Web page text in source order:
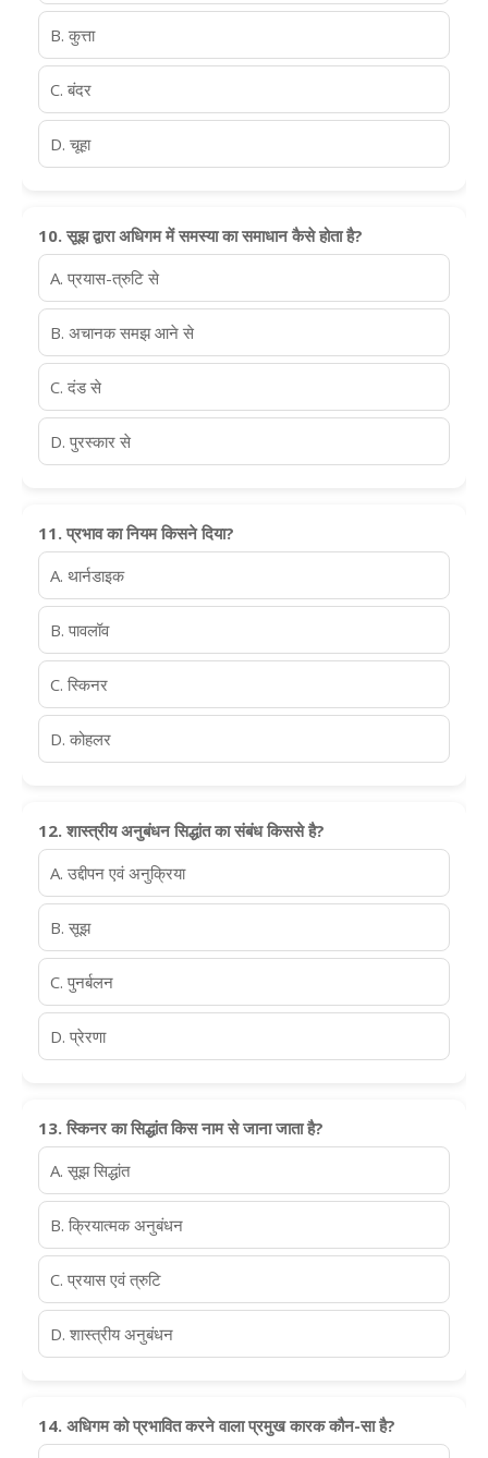
B. कुत्ता
C. बंदर
D. चूहा
10. सूझ द्वारा अधिगम में समस्या का समाधान कैसे होता है?
A. प्रयास-त्रुटि से
B. अचानक समझ आने से
C. दंड से
D. पुरस्कार से
11. प्रभाव का नियम किसने दिया?
A. थार्नडाइक
B. पावलॉव
C. स्किनर
D. कोहलर
12. शास्त्रीय अनुबंधन सिद्धांत का संबंध किससे है?
A. उद्दीपन एवं अनुक्रिया
B. सूझ
C. पुनर्बलन
D. प्रेरणा
13. स्किनर का सिद्धांत किस नाम से जाना जाता है?
A. सूझ सिद्धांत
B. क्रियात्मक अनुबंधन
C. प्रयास एवं त्रुटि
D. शास्त्रीय अनुबंधन
14. अधिगम को प्रभावित करने वाला प्रमुख कारक कौन-सा है?